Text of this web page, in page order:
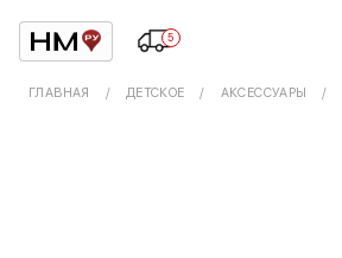
5
ГЛАВНАЯ ДЕТСКОЕ АКСЕССУАРЫ